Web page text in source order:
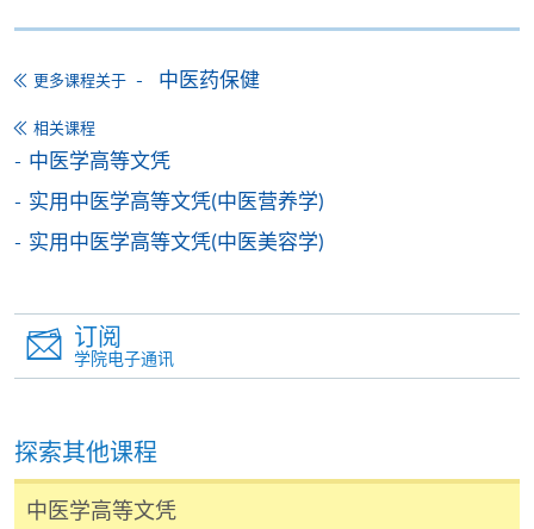
（Alipay） 缴付学费。
2. 支票或银行本票
如以划线支票或银行本票缴付，抬头请注明「香港大
学专业进修学院」。支票背面请写上课程名称及申请
人姓名。 阁下可：
或可将上述文件一并寄交各报名中心，信封上请注明
「报读课程」，惟学院对邮递失误而遗失的支票及个
3. VISA / Mastercard
申请人可亲临学院任何一所报名中心，以 VISA 或
Mastercard（包括「香港大学专业进修学院
更多课程关于 中医药保健
相关课程
中医学高等文凭
实用中医学高等文凭(中医营养学)
实用中医学高等文凭(中医美容学)
订阅
学院电子通讯
探索其他课程
中医学高等文凭